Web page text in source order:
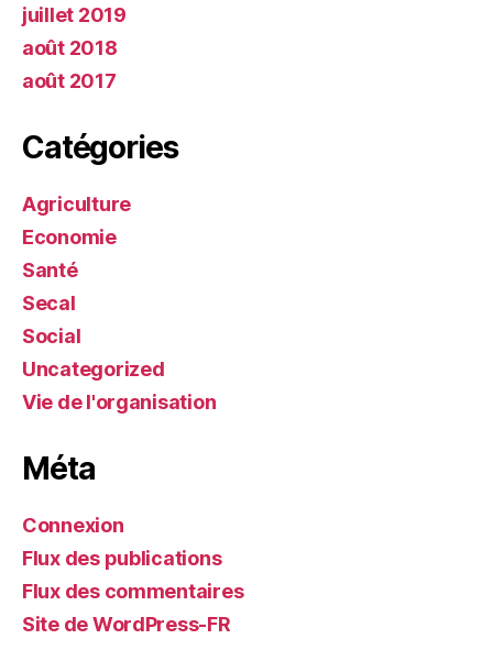
juillet 2019
août 2018
août 2017
Catégories
Agriculture
Economie
Santé
Secal
Social
Uncategorized
Vie de l'organisation
Méta
Connexion
Flux des publications
Flux des commentaires
Site de WordPress-FR